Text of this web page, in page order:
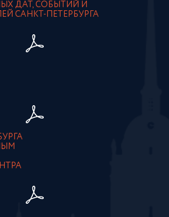
ДАТ, СОБЫТИЙ И
САНКТ-ПЕТЕРБУРГА